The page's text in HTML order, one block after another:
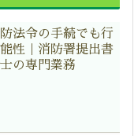
法令の手続でも行
性｜消防署提出書
の専門業務